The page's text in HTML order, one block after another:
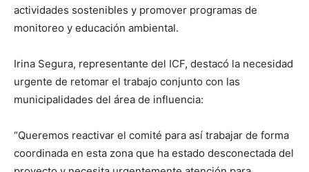
actividades sostenibles y promover programas de
monitoreo y educación ambiental.
Irina Segura, representante del ICF, destacó la necesidad
urgente de retomar el trabajo conjunto con las
municipalidades del área de influencia:
“Queremos reactivar el comité para así trabajar de forma
coordinada en esta zona que ha estado desconectada del